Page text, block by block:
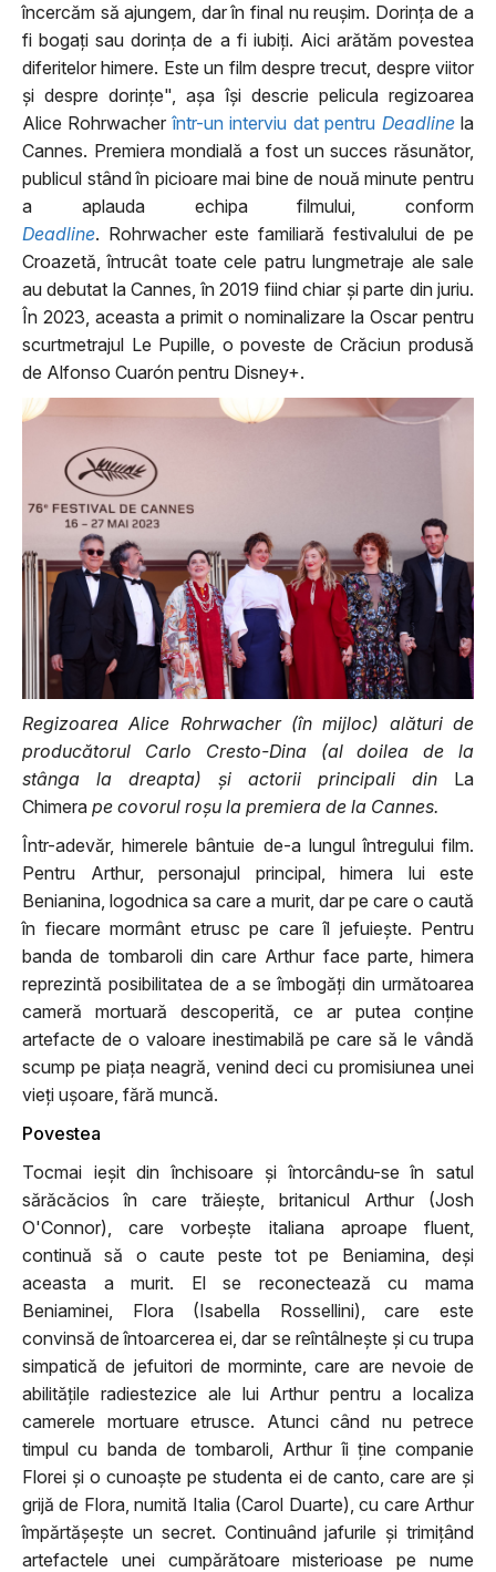
încercăm să ajungem, dar în final nu reușim. Dorința de a
fi bogați sau dorința de a fi iubiți. Aici arătăm povestea
diferitelor himere. Este un film despre trecut, despre viitor
și despre dorințe", așa își descrie pelicula regizoarea
Alice Rohrwacherîntr-un interviu dat pentru Deadlinela
Cannes. Premiera mondială a fost un succes răsunător,
publicul stând în picioare mai bine de nouă minute pentru
a aplauda echipa filmului, conform
Deadline. Rohrwachereste familiară festivalului de pe
Croazetă, întrucât toate cele patru lungmetraje ale sale
au debutat la Cannes, în 2019 fiind chiar și parte din juriu.
În 2023, aceasta a primit o nominalizare la Oscar pentru
scurtmetrajul Le Pupille, o poveste de Crăciun produsă
de Alfonso Cuarón pentru Disney+.
Regizoarea Alice Rohrwacher (în mijloc) alături de
producătorul Carlo Cresto-Dina (al doilea de la
stânga la dreapta) și actorii principali din La
Chimera pe covorul roșu la premiera de la Cannes.
Într-adevăr, himerele bântuie de-a lungul întregului film.
Pentru Arthur, personajul principal, himera lui este
Benianina, logodnica sa care a murit, dar pe care o caută
în fiecare mormânt etrusc pe care îl jefuiește. Pentru
banda de tombaroli din care Arthur face parte, himera
reprezintă posibilitatea de a se îmbogăți din următoarea
cameră mortuară descoperită, ce ar putea conține
artefacte de o valoare inestimabilă pe care să le vândă
scump pe piața neagră, venind deci cu promisiunea unei
vieți ușoare, fără muncă.
Povestea
Tocmai ieșit din închisoare și întorcându-se în satul
sărăcăcios în care trăiește, britanicul Arthur (Josh
O'Connor), care vorbește italiana aproape fluent,
continuă să o caute peste tot pe Beniamina, deși
aceasta a murit. El se reconectează cu mama
Beniaminei, Flora (Isabella Rossellini), care este
convinsă de întoarcerea ei, dar se reîntâlnește și cu trupa
simpatică de jefuitori de morminte, care are nevoie de
abilitățile radiestezice ale lui Arthur pentru a localiza
camerele mortuare etrusce. Atunci când nu petrece
timpul cu banda de tombaroli, Arthur îi ține companie
Florei și o cunoaște pe studenta ei de canto, care are și
grijă de Flora, numită Italia (Carol Duarte), cu care Arthur
împărtășește un secret. Continuând jafurile și trimițând
artefactele unei cumpărătoare misterioase pe nume